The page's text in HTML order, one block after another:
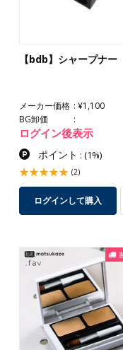
【bdb】シャープナー
メーカー価格
¥1,100
BG卸価
ログイン後表示
ポイント : (1%)
(2)
ログインして購入